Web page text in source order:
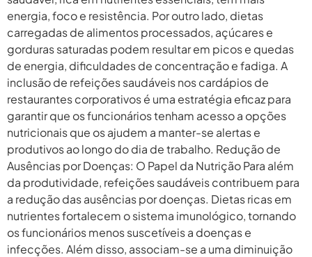
energia, foco e resistência. Por outro lado, dietas
carregadas de alimentos processados, açúcares e
gorduras saturadas podem resultar em picos e quedas
de energia, dificuldades de concentração e fadiga. A
inclusão de refeições saudáveis nos cardápios de
restaurantes corporativos é uma estratégia eficaz para
garantir que os funcionários tenham acesso a opções
nutricionais que os ajudem a manter-se alertas e
produtivos ao longo do dia de trabalho. Redução de
Ausências por Doenças: O Papel da Nutrição Para além
da produtividade, refeições saudáveis contribuem para
a redução das ausências por doenças. Dietas ricas em
nutrientes fortalecem o sistema imunológico, tornando
os funcionários menos suscetíveis a doenças e
infecções. Além disso, associam-se a uma diminuição